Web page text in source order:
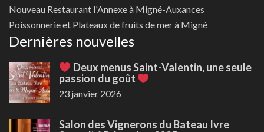
Nouveau Restaurant l'Annexe à Migné-Auxances
Poissonnerie et Plateaux de fruits de mer à Migné
Dernières nouvelles
Deux menus Saint-Valentin, une seule
passion du goût
23 janvier 2026
Salon des Vignerons du Bateau Ivre